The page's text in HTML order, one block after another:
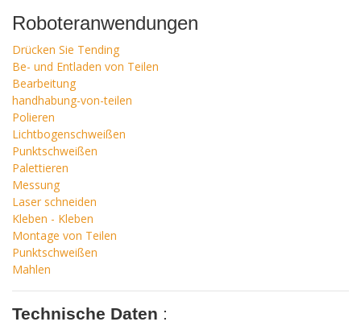
Roboteranwendungen
Drücken Sie Tending
Be- und Entladen von Teilen
Bearbeitung
handhabung-von-teilen
Polieren
Lichtbogenschweißen
Punktschweißen
Palettieren
Messung
Laser schneiden
Kleben - Kleben
Montage von Teilen
Punktschweißen
Mahlen
Technische Daten :